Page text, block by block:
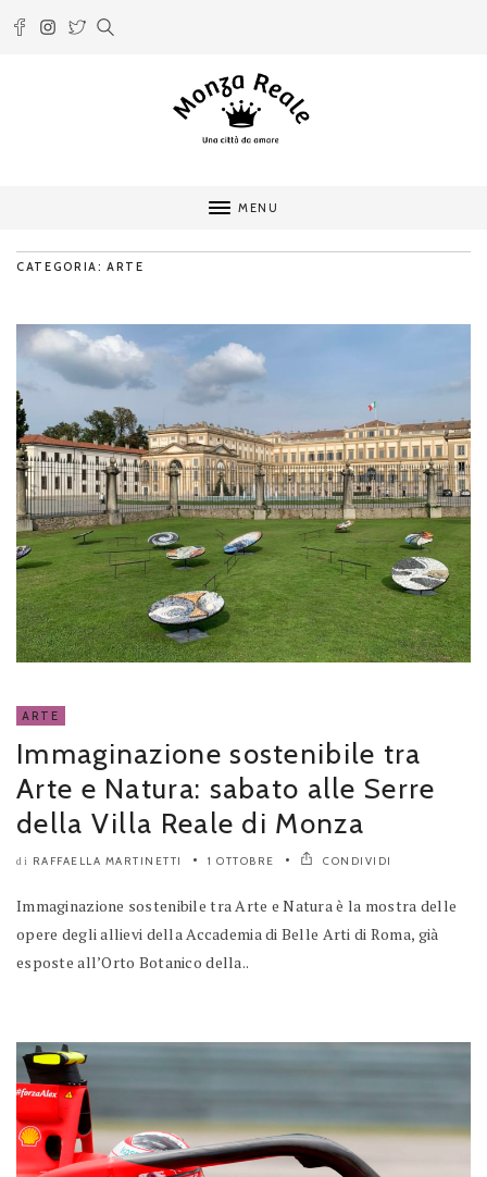
MENU
CATEGORIA: ARTE
ARTE
Immaginazione sostenibile tra
Arte e Natura: sabato alle Serre
della Villa Reale di Monza
di RAFFAELLA MARTINETTI 1 OTTOBRE CONDIVIDI
Immaginazione sostenibile tra Arte e Natura è la mostra delle
opere degli allievi della Accademia di Belle Arti di Roma, già
esposte all’Orto Botanico della..